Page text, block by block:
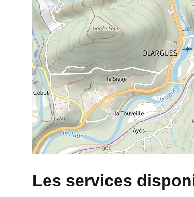
Les services